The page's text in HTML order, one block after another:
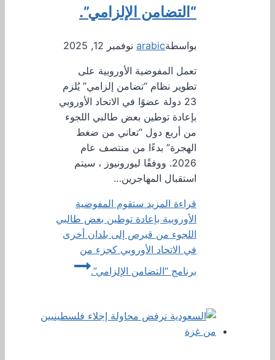
“التضامن الإلزامي”.
بواسطةarabic نوفمبر 12, 2025
تعمل المفوضية الأوروبية على
تطوير نظام “تضامن إلزامي” يُلزم
23 دولة عضوًا في الاتحاد الأوروبي
بإعادة توطين بعض طالبي اللجوء
من أربع دول “تعاني من ضغط
الهجرة” بدءًا من منتصف عام
2026. ووفقًا ليورونيوز ، سيتم
استقبال المهاجرين…
قراءة المزيد ستقوم المفوضية
الأوروبية بإعادة توطين بعض طالبي
اللجوء من قبرص إلى بلدان أخرى
في الاتحاد الأوروبي كجزء من
برنامج “التضامن الإلزامي”.